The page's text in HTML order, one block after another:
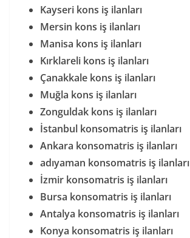
Kayseri kons iş ilanları
Mersin kons iş ilanları
Manisa kons iş ilanları
Kırklareli kons iş ilanları
Çanakkale kons iş ilanları
Muğla kons iş ilanları
Zonguldak kons iş ilanları
İstanbul konsomatris iş ilanları
Ankara konsomatris iş ilanları
adıyaman konsomatris iş ilanları
İzmir konsomatris iş ilanları
Bursa konsomatris iş ilanları
Antalya konsomatris iş ilanları
Konya konsomatris iş ilanları